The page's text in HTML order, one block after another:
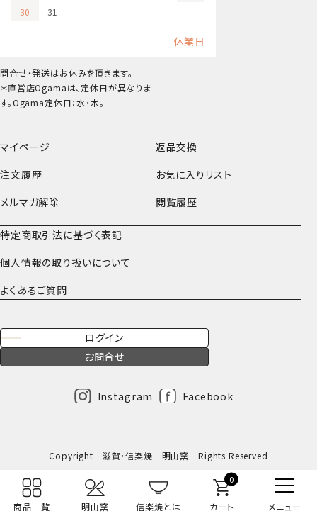
0
マイページ
返品交換
注文履歴
お気に入りリスト
メルマガ解除
閲覧履歴
特定商取引法に基づく表記
個人情報の取り扱いについて
よくあるご質問
ログイン
お問合せ
Instagram Facebook
30
31
休業日
問合せ・発送はお休みを頂きます。
＊直営店Ogamaは、定休日が異なりま
す。Ogama定休日：水・木。
Copyright 滋賀・信楽焼 明山窯 Rights Reserved